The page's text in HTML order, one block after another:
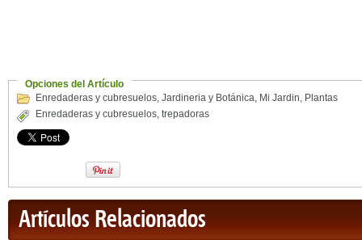
Opciones del Artículo
Enredaderas y cubresuelos Jardineria y Botánica Mi Jardin Plantas
Enredaderas y cubresuelos trepadoras
Artículos Relacionados